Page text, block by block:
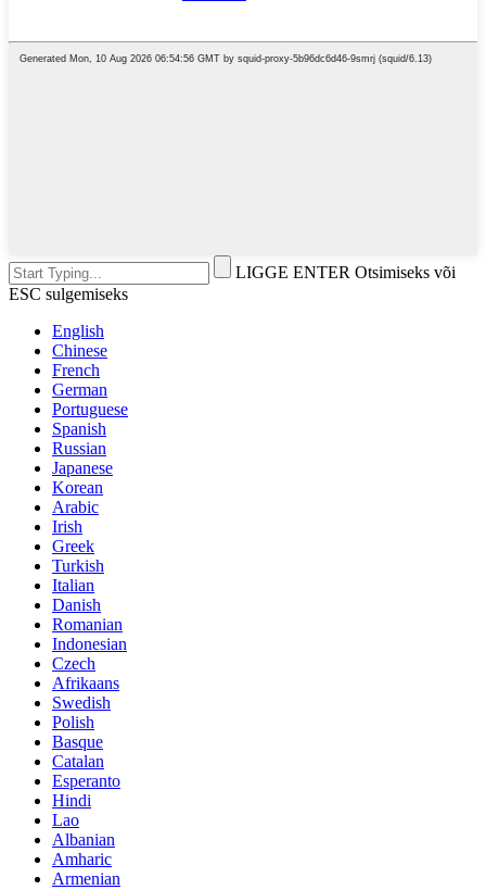
LIGGE ENTER Otsimiseks või
ESC sulgemiseks
English
Chinese
French
German
Portuguese
Spanish
Russian
Japanese
Korean
Arabic
Irish
Greek
Turkish
Italian
Danish
Romanian
Indonesian
Czech
Afrikaans
Swedish
Polish
Basque
Catalan
Esperanto
Hindi
Lao
Albanian
Amharic
Armenian